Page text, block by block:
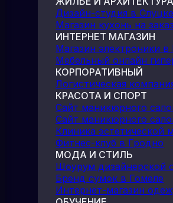
Дизайн-студия в Слуцке
Магазин кухонь на заказ
ИНТЕРНЕТ МАГАЗИН
Магазин электроники
Мебельный онлайн
КОРПОРАТИВНЫЙ
Логистическая
КРАСОТА И СПОРТ
Сайт маникюрного
Сайт маникюрного
Клиника эстетической
Фитнес-клуб в Гродно
МОДА И СТИЛЬ
Шоурум дизайнерской
Бренд сумок в Гомеле
Интернет-магазин